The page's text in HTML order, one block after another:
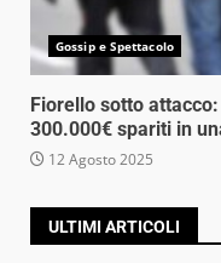
Gossip e Spettacolo
Fiorello sotto
300.000€ spariti in
12 Agosto 2025
ULTIMI ARTICOLI